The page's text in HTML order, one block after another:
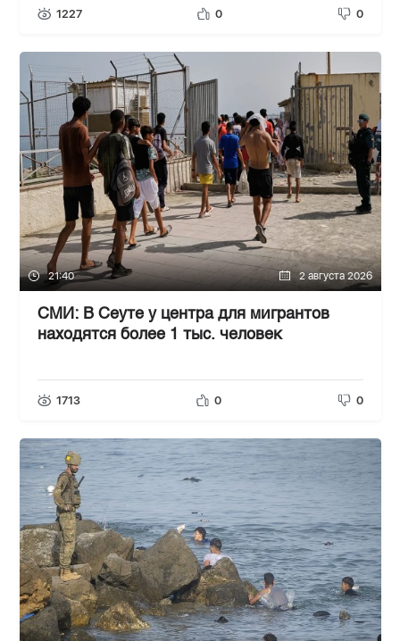
1227 0 0
21:40 2 августа 2026
СМИ: В Сеуте у центра для мигрантов
находятся более 1 тыс. человек
1713 0 0